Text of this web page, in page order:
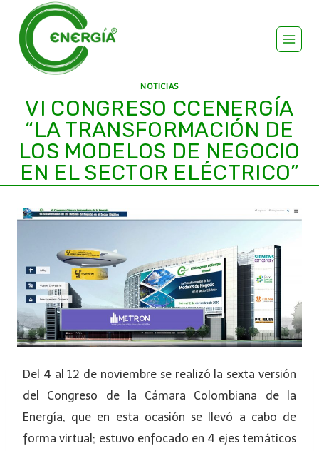
NOTICIAS
VI CONGRESO CCENERGÍA
“LA TRANSFORMACIÓN DE
LOS MODELOS DE NEGOCIO
EN EL SECTOR ELÉCTRICO”
Del 4 al 12 de noviembre se realizó la sexta versión
del Congreso de la Cámara Colombiana de la
Energía, que en esta ocasión se llevó a cabo de
forma virtual; estuvo enfocado en 4 ejes temáticos